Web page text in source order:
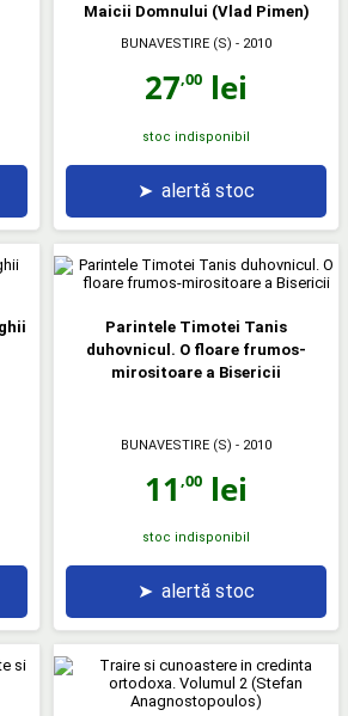
Maicii Domnului (Vlad Pimen)
BUNAVESTIRE (S) - 2010
27,00 lei
stoc indisponibil
➤ alertă stoc
Parintele Timotei Tanis
duhovnicul. O floare frumos-
mirositoare a Bisericii
BUNAVESTIRE (S) - 2010
11 ,00 lei
stoc indisponibil
➤ alertă stoc